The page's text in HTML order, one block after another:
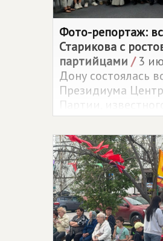
Фото-репортаж:
Старикова с
партийцами /3
Дону состоялась
Президиума
Партии,
публициста
активом
партии.